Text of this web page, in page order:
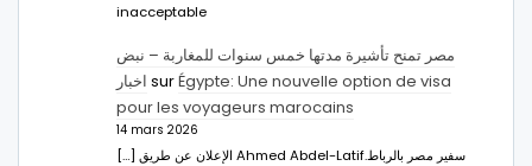
inacceptable
مصر تمنح تأشيرة مدتها خمس سنوات للمغاربة – نبض
اخبار surÉgypte: Une nouvelle option de visa
pour les voyageurs marocains
14 mars 2026
[…] الإعلان عن طريق Ahmed Abdel-Latifسفير مصر بالرباط.